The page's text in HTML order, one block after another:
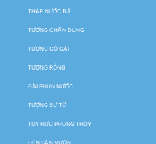
THÁP NƯỚC ĐÁ
TƯỢNG CHÂN DUNG
TƯỢNG CÔ GÁI
TƯỢNG RỒNG
ĐÀI PHUN NƯỚC
TƯỢNG SƯ TỬ
TÙY HƯU PHONG THỦY